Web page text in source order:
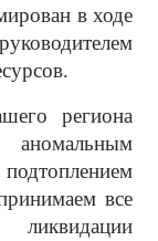
в ходе
региона
все